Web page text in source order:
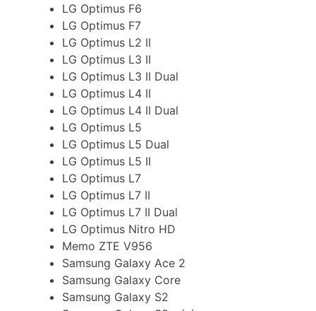
LG Optimus F6
LG Optimus F7
LG Optimus L2 II
LG Optimus L3 II
LG Optimus L3 II Dual
LG Optimus L4 II
LG Optimus L4 II Dual
LG Optimus L5
LG Optimus L5 Dual
LG Optimus L5 II
LG Optimus L7
LG Optimus L7 II
LG Optimus L7 II Dual
LG Optimus Nitro HD
Memo ZTE V956
Samsung Galaxy Ace 2
Samsung Galaxy Core
Samsung Galaxy S2